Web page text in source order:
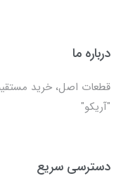
درباره ما
قطعات اصل، خرید
"آریکو"
دسترسی سریع